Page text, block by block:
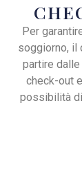
Per
soggiorno, il
partire
check-out
possibilità